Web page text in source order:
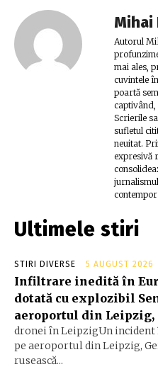
Mihai
Autorul
mai ales,
cuvintele
poartă
Scrierile
sufletul
neuitat.
expresivă
Ultimele stiri
STIRI DIVERSE 5 AUGUST 2026
Infiltrare inedită în
dotată cu explozibil
aeroportul din Leipzig,
dronei în LeipzigUn
pe aeroportul din Leipzig,
rusească...